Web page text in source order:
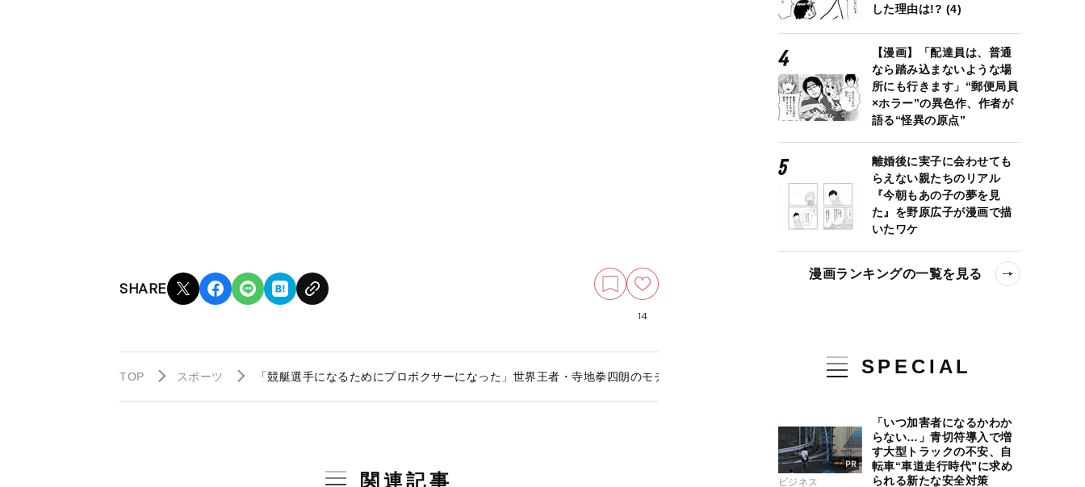
SHARE
14
TOP スポーツ 「競艇選手になるためにプロボクサーになった」世界王者・寺地拳四朗のモチベーション。高校インターハイ決勝で井上尚弥に負けてうれしかった理由とは
関連記事
した理由は!? (4)
【漫画】「配達員は、普通
なら踏み込まないような場
所にも行きます」“郵便局員
×ホラー”の異色作、作者が
語る“怪異の原点”
離婚後に実子に会わせても
らえない親たちのリアル
『今朝もあの子の夢を見
た』を野原広子が漫画で描
いたワケ
漫画ランキングの一覧を見る
SPECIAL
ビジネス
「いつ加害者になるかわか
らない…」青切符導入で増
す大型トラックの不安、自
転車“車道走行時代”に求め
られる新たな安全対策